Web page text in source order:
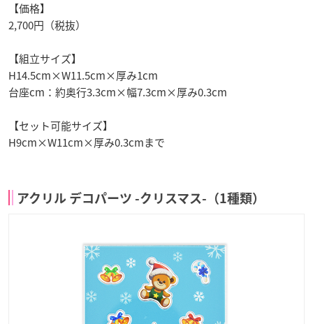
【価格】
2,700円（税抜）
【組立サイズ】
H14.5cm×W11.5cm×厚み1cm
台座cm：約奥行3.3cm×幅7.3cm×厚み0.3cm
【セット可能サイズ】
H9cm×W11cm×厚み0.3cmまで
アクリル デコパーツ -クリスマス-（1種類）